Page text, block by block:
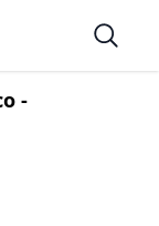
Open
-